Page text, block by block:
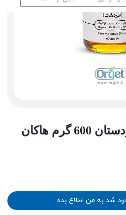
هاکان
شد به من اطلاع بده